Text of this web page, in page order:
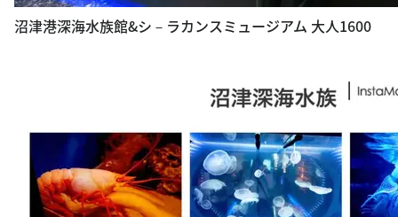
沼津港深海水族館&シ－ラカンスミュージアム 大人1600